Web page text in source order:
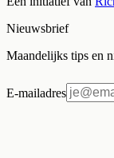
Nieuwsbrief
Maandelijks tips en
E-mailadres